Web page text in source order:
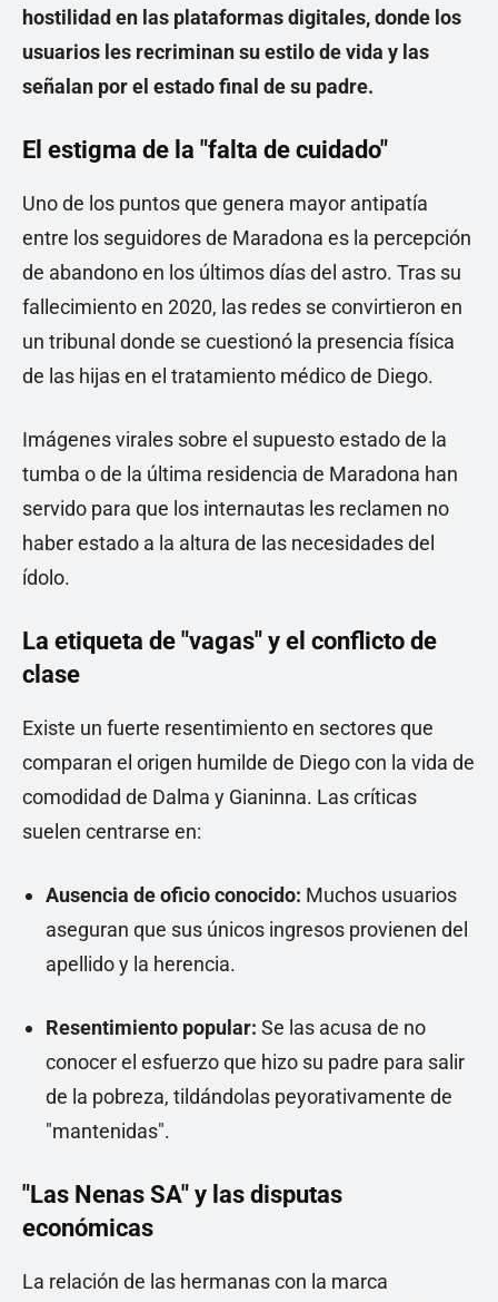
hostilidad en las plataformas digitales, donde los
usuarios les recriminan su estilo de vida y las
señalan por el estado final de su padre.
El estigma de la "falta de cuidado"
Uno de los puntos que genera mayor antipatía
entre los seguidores de Maradona es la percepción
de abandono en los últimos días del astro. Tras su
fallecimiento en 2020, las redes se convirtieron en
un tribunal donde se cuestionó la presencia física
de las hijas en el tratamiento médico de Diego.
Imágenes virales sobre el supuesto estado de la
tumba o de la última residencia de Maradona han
servido para que los internautas les reclamen no
haber estado a la altura de las necesidades del
ídolo.
La etiqueta de "vagas" y el conflicto de
clase
Existe un fuerte resentimiento en sectores que
comparan el origen humilde de Diego con la vida de
comodidad de Dalma y Gianinna. Las críticas
suelen centrarse en:
Ausencia de oficio conocido: Muchos usuarios
aseguran que sus únicos ingresos provienen del
apellido y la herencia.
Resentimiento popular: Se las acusa de no
conocer el esfuerzo que hizo su padre para salir
de la pobreza, tildándolas peyorativamente de
"mantenidas".
"Las Nenas SA" y las disputas
económicas
La relación de las hermanas con la marca